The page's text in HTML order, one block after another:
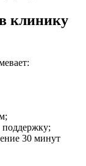
клинику
30 минут